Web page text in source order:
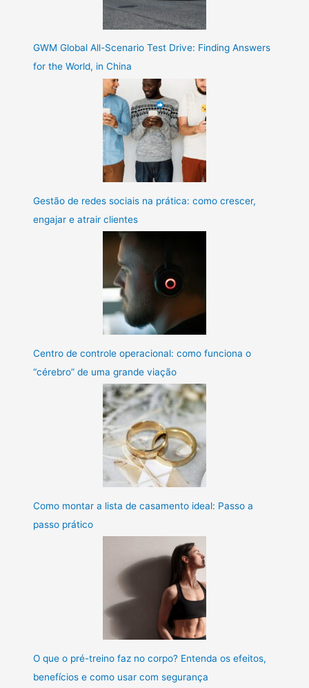
GWM Global All-Scenario Test Drive: Finding Answers
for the World, in China
Gestão de redes sociais na prática: como crescer,
engajar e atrair clientes
Centro de controle operacional: como funciona o
“cérebro” de uma grande viação
Como montar a lista de casamento ideal: Passo a
passo prático
O que o pré-treino faz no corpo? Entenda os efeitos,
benefícios e como usar com segurança